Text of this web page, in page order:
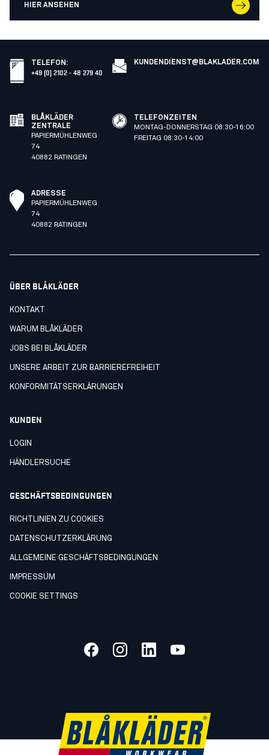
HIER ANSEHEN
TELEFON :
+49 (0) 2102 - 48 279 40
KUNDENDIENST@BLAKLADER.COM
BLÅKLÄDER
ZENTRALE
PAPIERMÜHLENWEG
74
40882 RATINGEN
TELEFONZEITEN
MONTAG-DONNERSTAG 08:30-16:00
FREITAG 08:30-14:00
ADRESSE
PAPIERMÜHLENWEG
74
40882 RATINGEN
ÜBER BLÅKLÄDER
KONTAKT
WARUM BLÅKLÄDER
JOBS BEI BLÅKLÄDER
UNSERE ARBEIT ZUR BARRIEREFREIHEIT
KONFORMITÄTSERKLÄRUNGEN
KUNDEN
LOGIN
HÄNDLERSUCHE
GESCHÄFTSBEDINGUNGEN
RICHTLINIEN ZU COOKIES
DATENSCHUTZERKLÄRUNG
ALLGEMEINE GESCHÄFTSBEDINGUNGEN
IMPRESSUM
COOKIE SETTINGS